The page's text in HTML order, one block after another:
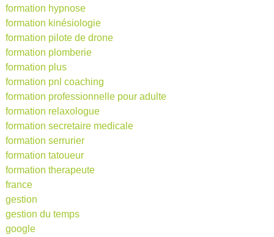
formation hypnose
formation kinésiologie
formation pilote de drone
formation plomberie
formation plus
formation pnl coaching
formation professionnelle pour adulte
formation relaxologue
formation secretaire medicale
formation serrurier
formation tatoueur
formation therapeute
france
gestion
gestion du temps
google